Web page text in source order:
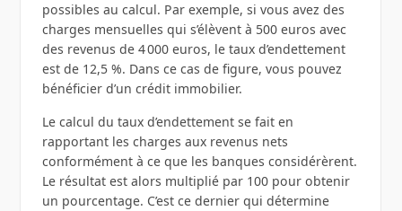
possibles au calcul. Par exemple, si vous avez des
charges mensuelles qui s’élèvent à 500 euros avec
des revenus de 4 000 euros, le taux d’endettement
est de 12,5 %. Dans ce cas de figure, vous pouvez
bénéficier d’un crédit immobilier.
Le calcul du taux d’endettement se fait en
rapportant les charges aux revenus nets
conformément à ce que les banques considérèrent.
Le résultat est alors multiplié par 100 pour obtenir
un pourcentage. C’est ce dernier qui détermine